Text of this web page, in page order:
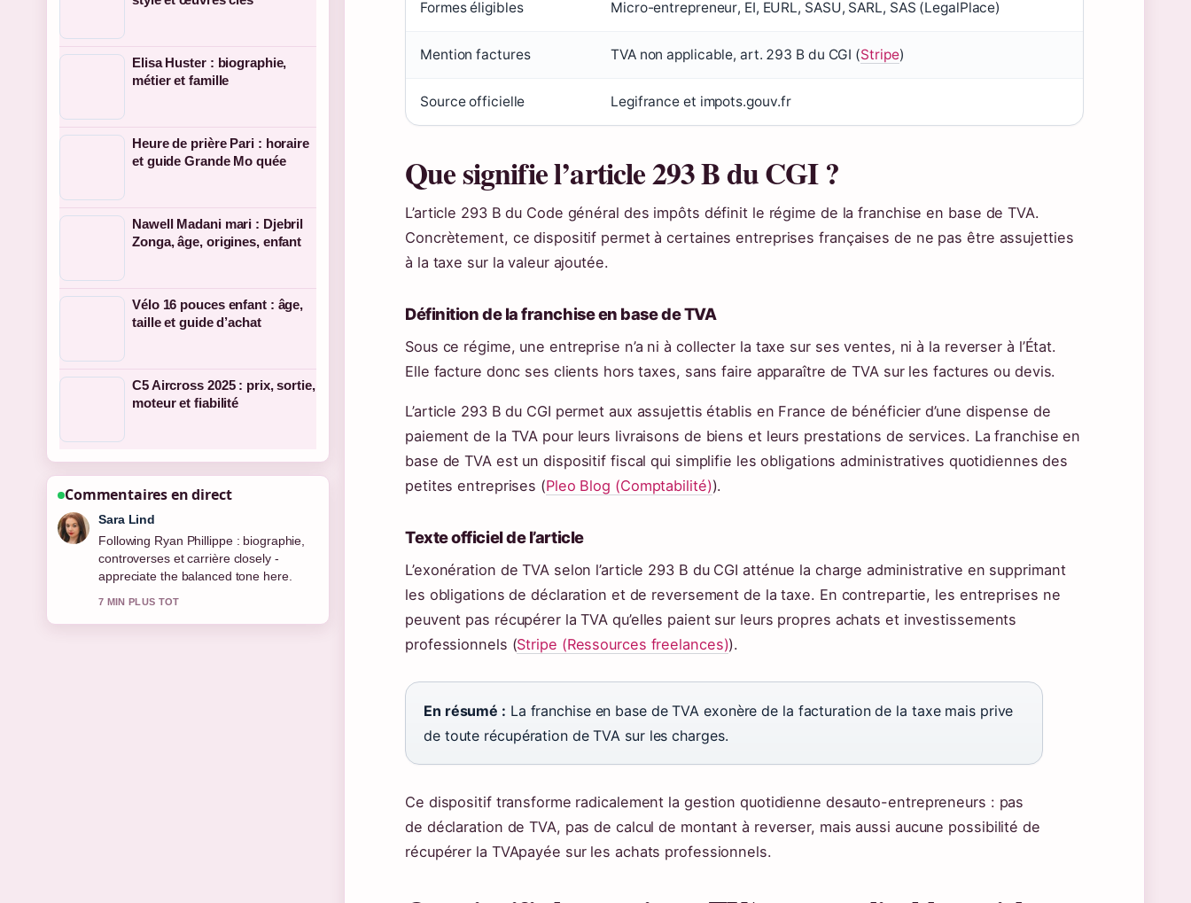
Formes éligibles Micro-entrepreneur, EI, EURL, SASU, SARL, SAS (LegalPlace)
Mention factures TVA non applicable, art. 293 B du CGI (Stripe)
Source officielle Legifrance et impots.gouv.fr
Que signifie l’article 293 B du CGI ?
L’article 293 B du Code général des impôts définit le régime de la franchise en base de TVA.
Concrètement, ce dispositif permet à certaines entreprises françaises de ne pas être assujetties
à la taxe sur la valeur ajoutée.
Définition de la franchise en base de TVA
Sous ce régime, une entreprise n’a ni à collecter la taxe sur ses ventes, ni à la reverser à l’État.
Elle facture donc ses clients hors taxes, sans faire apparaître de TVA sur les factures ou devis.
L’article 293 B du CGI permet aux assujettis établis en France de bénéficier d’une dispense de
paiement de la TVA pour leurs livraisons de biens et leurs prestations de services. La franchise en
base de TVA est un dispositif fiscal qui simplifie les obligations administratives quotidiennes des
petites entreprises (Pleo Blog (Comptabilité)).
Texte officiel de l’article
L’exonération de TVA selon l’article 293 B du CGI atténue la charge administrative en supprimant
les obligations de déclaration et de reversement de la taxe. En contrepartie, les entreprises ne
peuvent pas récupérer la TVA qu’elles paient sur leurs propres achats et investissements
professionnels (Stripe (Ressources freelances)).
En résumé : La franchise en base de TVA exonère de la facturation de la taxe mais prive
de toute récupération de TVA sur les charges.
Ce dispositif transforme radicalement la gestion quotidienne desauto-entrepreneurs : pas
de déclaration de TVA, pas de calcul de montant à reverser, mais aussi aucune possibilité de
récupérer la TVApayée sur les achats professionnels.
Elisa Huster : biographie,
métier et famille
Heure de prière Pari : horaire
et guide Grande Mo quée
Nawell Madani mari : Djebril
Zonga, âge, origines, enfant
Vélo 16 pouces enfant : âge,
taille et guide d’achat
C5 Aircross 2025 : prix, sortie,
moteur et fiabilité
Commentaires en direct
Ethan Collins
Useful context on Amélie Mauresmo :
vie privée, enfants et.... Please keep
this live thread updated.
9 MIN PLUS TOT